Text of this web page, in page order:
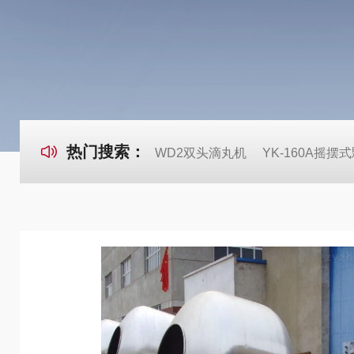
热门搜索： WD2双头滴丸机 YK-160A摇摆